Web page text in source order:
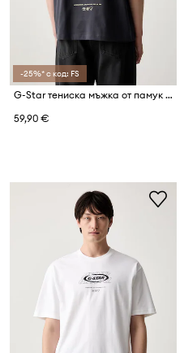
-25%* с код: FS
G-Star тениска мъжка от памук Back gr relaxed
59,90 €